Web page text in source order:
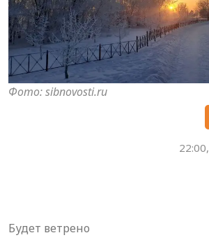
Фото: sibnovosti.ru
22:00,
Будет ветрено